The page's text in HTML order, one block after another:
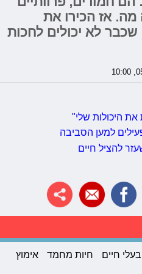
אז הכירו את
לא יכולים לחכות
היכולות שלי"
למען הסביבה
בעלי חיים חיות מחמד
אימוץ